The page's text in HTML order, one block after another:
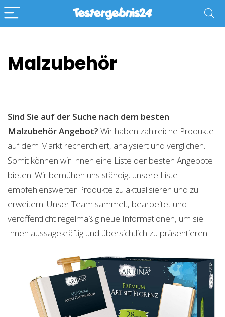
Malzubehör
Sind Sie auf der Suche nach dem besten
MalzubehörAngebot? Wir haben zahlreiche Produkte
auf dem Markt recherchiert, analysiert und verglichen.
Somit können wir Ihnen eine Liste der besten Angebote
bieten. Wir bemühen uns ständig, unsere Liste
empfehlenswerter Produkte zu aktualisieren und zu
erweitern. Unser Team sammelt, bearbeitet und
veröffentlicht regelmäßig neue Informationen, um sie
Ihnen aussagekräftig und übersichtlich zu präsentieren.